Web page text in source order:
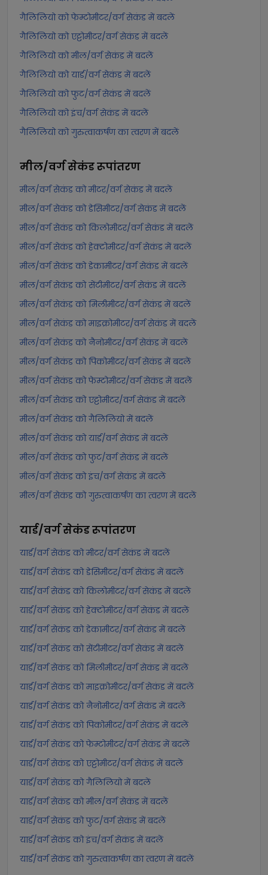
गैलिलियो को फेम्टोमीटर/वर्ग सेकंड में बदलें
गैलिलियो को एट्टोमीटर/वर्ग सेकंड में बदलें
गैलिलियो को मील/वर्ग सेकंड में बदलें
गैलिलियो को यार्ड/वर्ग सेकंड में बदलें
गैलिलियो को फुट/वर्ग सेकंड में बदलें
गैलिलियो को इंच/वर्ग सेकंड में बदलें
गैलिलियो को गुरुत्वाकर्षण का त्वरण में बदलें
मील/वर्ग सेकंडरूपांतरण
मील/वर्ग सेकंड को मीटर/वर्ग सेकंड में बदलें
मील/वर्ग सेकंड को डेसिमीटर/वर्ग सेकंड में बदलें
मील/वर्ग सेकंड को किलोमीटर/वर्ग सेकंड में बदलें
मील/वर्ग सेकंड को हेक्टोमीटर/वर्ग सेकंड में बदलें
मील/वर्ग सेकंड को डेकामीटर/वर्ग सेकंड में बदलें
मील/वर्ग सेकंड को सेंटीमीटर/वर्ग सेकंड में बदलें
मील/वर्ग सेकंड को मिलीमीटर/वर्ग सेकंड में बदलें
मील/वर्ग सेकंड को माइक्रोमीटर/वर्ग सेकंड में बदलें
मील/वर्ग सेकंड को नैनोमीटर/वर्ग सेकंड में बदलें
मील/वर्ग सेकंड को पिकोमीटर/वर्ग सेकंड में बदलें
मील/वर्ग सेकंड को फेम्टोमीटर/वर्ग सेकंड में बदलें
मील/वर्ग सेकंड को एट्टोमीटर/वर्ग सेकंड में बदलें
मील/वर्ग सेकंड को गैलिलियो में बदलें
मील/वर्ग सेकंड को यार्ड/वर्ग सेकंड में बदलें
मील/वर्ग सेकंड को फुट/वर्ग सेकंड में बदलें
मील/वर्ग सेकंड को इंच/वर्ग सेकंड में बदलें
मील/वर्ग सेकंड को गुरुत्वाकर्षण का त्वरण में बदलें
यार्ड/वर्ग सेकंडरूपांतरण
यार्ड/वर्ग सेकंड को मीटर/वर्ग सेकंड में बदलें
यार्ड/वर्ग सेकंड को डेसिमीटर/वर्ग सेकंड में बदलें
यार्ड/वर्ग सेकंड को किलोमीटर/वर्ग सेकंड में बदलें
यार्ड/वर्ग सेकंड को हेक्टोमीटर/वर्ग सेकंड में बदलें
यार्ड/वर्ग सेकंड को डेकामीटर/वर्ग सेकंड में बदलें
यार्ड/वर्ग सेकंड को सेंटीमीटर/वर्ग सेकंड में बदलें
यार्ड/वर्ग सेकंड को मिलीमीटर/वर्ग सेकंड में बदलें
यार्ड/वर्ग सेकंड को माइक्रोमीटर/वर्ग सेकंड में बदलें
यार्ड/वर्ग सेकंड को नैनोमीटर/वर्ग सेकंड में बदलें
यार्ड/वर्ग सेकंड को पिकोमीटर/वर्ग सेकंड में बदलें
यार्ड/वर्ग सेकंड को फेम्टोमीटर/वर्ग सेकंड में बदलें
यार्ड/वर्ग सेकंड को एट्टोमीटर/वर्ग सेकंड में बदलें
यार्ड/वर्ग सेकंड को गैलिलियो में बदलें
यार्ड/वर्ग सेकंड को मील/वर्ग सेकंड में बदलें
यार्ड/वर्ग सेकंड को फुट/वर्ग सेकंड में बदलें
यार्ड/वर्ग सेकंड को इंच/वर्ग सेकंड में बदलें
यार्ड/वर्ग सेकंड को गुरुत्वाकर्षण का त्वरण में बदलें